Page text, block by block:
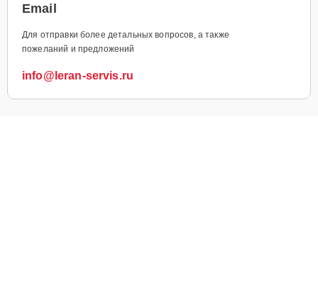
Email
Для отправки более детальных вопросов, а также
пожеланий и предложений
info@leran-servis.ru